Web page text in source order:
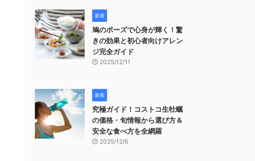
新着
鳩のポーズで心身が輝く！驚
きの効果と初心者向けアレン
ジ完全ガイド
2025/12/11
新着
究極ガイド！コストコ生牡蠣
の価格・旬情報から選び方＆
安全な食べ方を全網羅
2025/12/6